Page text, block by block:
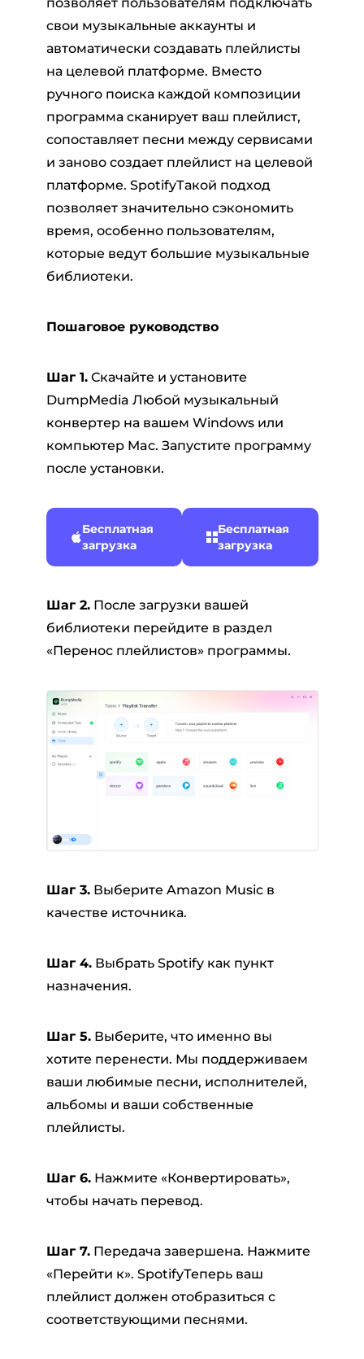
свои музыкальные аккаунты и
автоматически создавать плейлисты
на целевой платформе. Вместо
ручного поиска каждой композиции
программа сканирует ваш плейлист,
сопоставляет песни между сервисами
и заново создает плейлист на целевой
платформе. SpotifyТакой подход
позволяет значительно сэкономить
время, особенно пользователям,
которые ведут большие музыкальные
библиотеки.
Пошаговое руководство
Шаг 1.Скачайте и установите
DumpMedia Любой музыкальный
конвертер на вашем Windows или
компьютер Mac. Запустите программу
после установки.
Бесплатная
загрузка
Бесплатная
загрузка
Шаг 2.После загрузки вашей
библиотеки перейдите в раздел
«Перенос плейлистов» программы.
Шаг 3.Выберите Amazon Music в
качестве источника.
Шаг 4.Выбрать Spotify как пункт
назначения.
Шаг 5.Выберите, что именно вы
хотите перенести. Мы поддерживаем
ваши любимые песни, исполнителей,
альбомы и ваши собственные
плейлисты.
Шаг 6.Нажмите «Конвертировать»,
чтобы начать перевод.
Шаг 7.Передача завершена. Нажмите
«Перейти к». SpotifyТеперь ваш
плейлист должен отобразиться с
соответствующими песнями.